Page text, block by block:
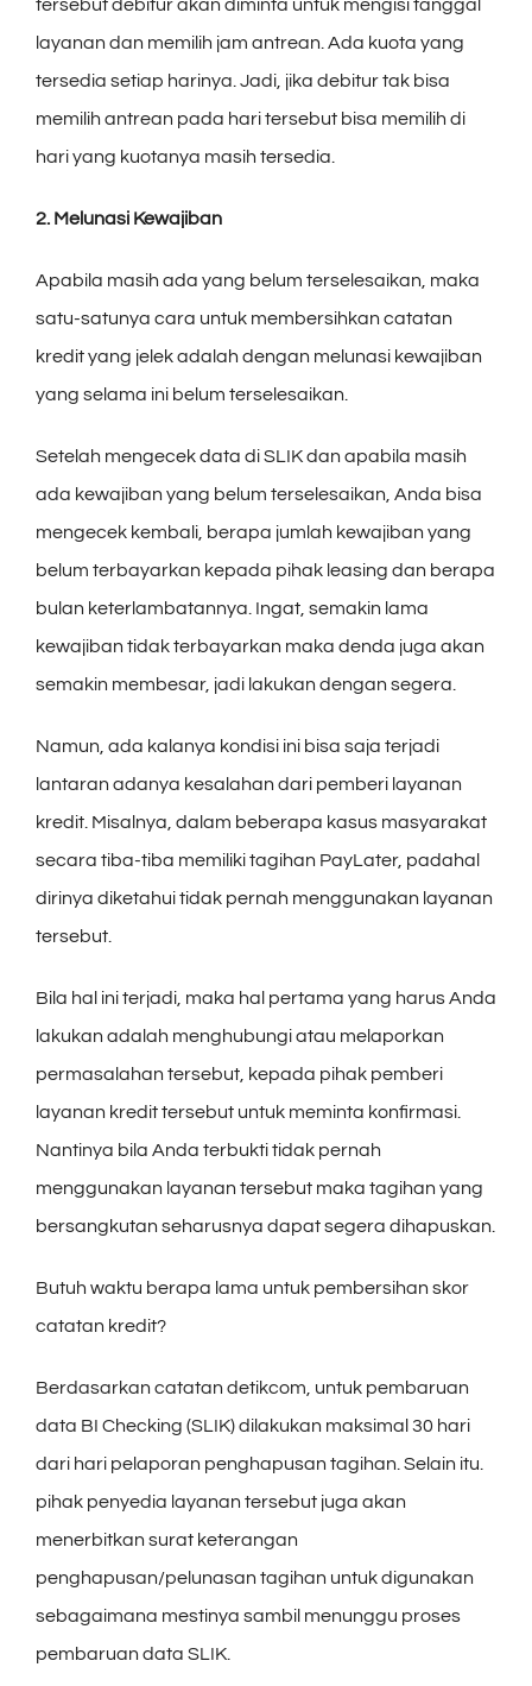
tersebut debitur akan diminta untuk mengisi tanggal
layanan dan memilih jam antrean. Ada kuota yang
tersedia setiap harinya. Jadi, jika debitur tak bisa
memilih antrean pada hari tersebut bisa memilih di
hari yang kuotanya masih tersedia.
2. Melunasi Kewajiban
Apabila masih ada yang belum terselesaikan, maka
satu-satunya cara untuk membersihkan catatan
kredit yang jelek adalah dengan melunasi kewajiban
yang selama ini belum terselesaikan.
Setelah mengecek data di SLIK dan apabila masih
ada kewajiban yang belum terselesaikan, Anda bisa
mengecek kembali, berapa jumlah kewajiban yang
belum terbayarkan kepada pihak leasing dan berapa
bulan keterlambatannya. Ingat, semakin lama
kewajiban tidak terbayarkan maka denda juga akan
semakin membesar, jadi lakukan dengan segera.
Namun, ada kalanya kondisi ini bisa saja terjadi
lantaran adanya kesalahan dari pemberi layanan
kredit. Misalnya, dalam beberapa kasus masyarakat
secara tiba-tiba memiliki tagihan PayLater, padahal
dirinya diketahui tidak pernah menggunakan layanan
tersebut.
Bila hal ini terjadi, maka hal pertama yang harus Anda
lakukan adalah menghubungi atau melaporkan
permasalahan tersebut, kepada pihak pemberi
layanan kredit tersebut untuk meminta konfirmasi.
Nantinya bila Anda terbukti tidak pernah
menggunakan layanan tersebut maka tagihan yang
bersangkutan seharusnya dapat segera dihapuskan.
Butuh waktu berapa lama untuk pembersihan skor
catatan kredit?
Berdasarkan catatan detikcom, untuk pembaruan
data BI Checking (SLIK) dilakukan maksimal 30 hari
dari hari pelaporan penghapusan tagihan. Selain itu.
pihak penyedia layanan tersebut juga akan
menerbitkan surat keterangan
penghapusan/pelunasan tagihan untuk digunakan
sebagaimana mestinya sambil menunggu proses
pembaruan data SLIK.